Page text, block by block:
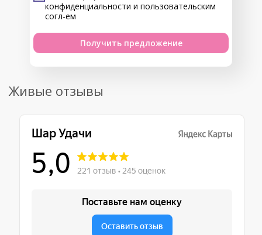
конфиденциальности и пользовательским
согл-ем
Получить предложение
Живые отзывы